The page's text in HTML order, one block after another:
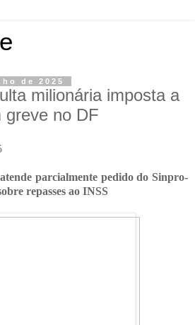
de 2025
milionária imposta a
greve no DF
parcialmente pedido do Sinpro-
repasses ao INSS